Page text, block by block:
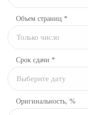
Объем страниц *
Срок сдачи *
Оригинальность, %